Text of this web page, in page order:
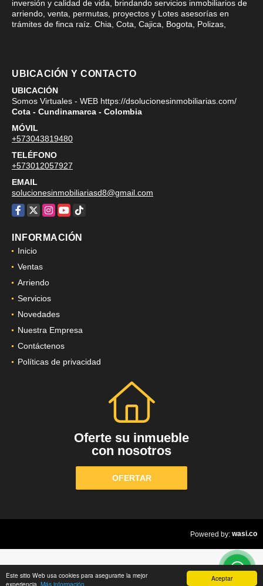
Aceptar
Este sitio Web usa cookies para asegurarte la mejor
experiencia. Más información
inversión y calidad de vida, brindando servicios inmobiliarios de
arriendo, venta, permutas, proyectos y Lotes asesorías en
trámites de finca raíz. Chia, Cota, Cajica, Bogota, Polizas,
UBICACIÓN Y CONTACTO
UBICACIÓN
Somos Virtuales - WEB https://dsolucionesinmobiliarias.com/
Cota - Cundinamarca - Colombia
MÓVIL
+573043819480
TELÉFONO
+573012057927
EMAIL
solucionesinmobiliariasd8@gmail.com
Facebook
X Instagram
YouTube
TikTok
INFORMACIÓN
Inicio
Ventas
Arriendo
Servicios
Novedades
Nuestra Empresa
Contáctenos
Políticas de privacidad
Oferte su inmueble
con nosotros
OFERTAR
Powered by: wasi.co